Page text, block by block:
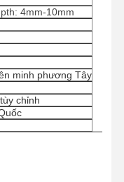
4mm-10mm
minh phương Tây
chỉnh